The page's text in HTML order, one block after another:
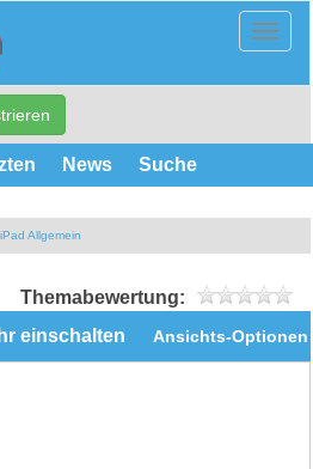
News Suche
iPad Allgemein
Themabewertung:
Ansichts-Optionen
einschalten